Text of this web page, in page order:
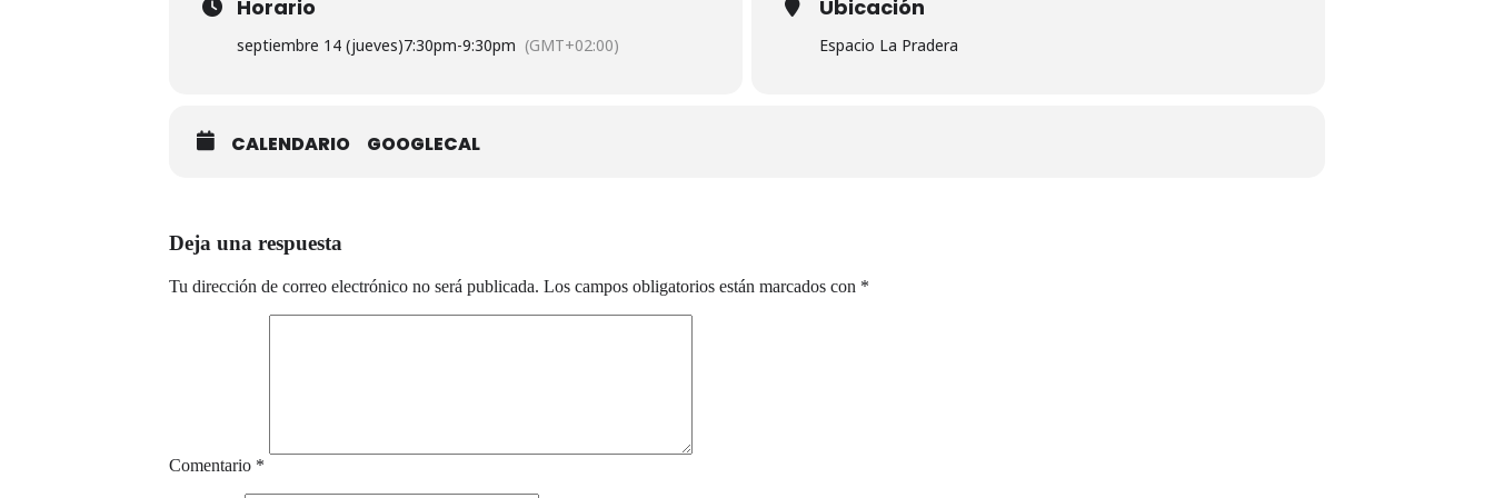
Horario
septiembre 14 (jueves)7:30pm-9:30pm (GMT+02:00)
Ubicación
Espacio La Pradera
CALENDARIO GOOGLECAL
Deja una respuesta
Tu dirección de correo electrónico no será publicada. Los campos obligatorios están marcados con *
Comentario *